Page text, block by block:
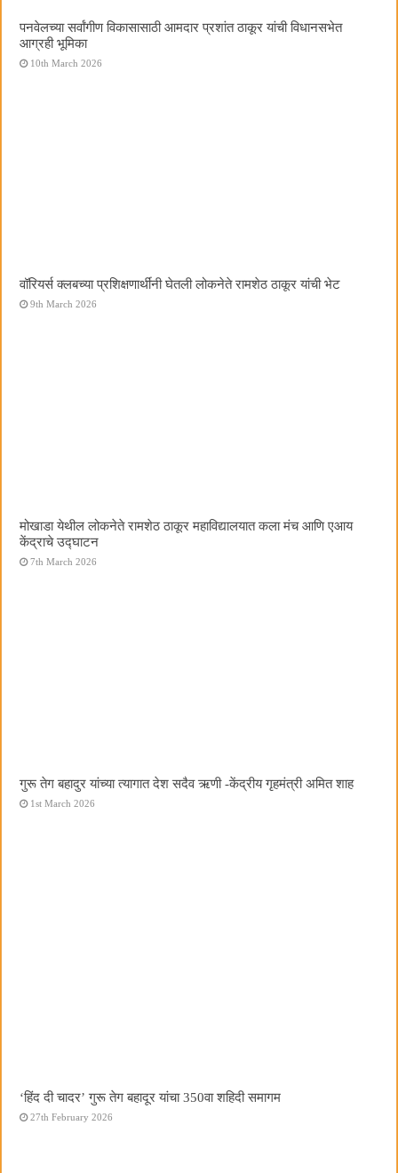
पनवेलच्या सर्वांगीण विकासासाठी आमदार प्रशांत ठाकूर यांची विधानसभेत
आग्रही भूमिका
10th March 2026
वॉरियर्स क्लबच्या प्रशिक्षणार्थींनी घेतली लोकनेते रामशेठ ठाकूर यांची भेट
9th March 2026
मोखाडा येथील लोकनेते रामशेठ ठाकूर महाविद्यालयात कला मंच आणि एआय
केंद्राचे उद्घाटन
7th March 2026
गुरू तेग बहादुर यांच्या त्यागात देश सदैव ऋणी -केंद्रीय गृहमंत्री अमित शाह
1st March 2026
‘हिंद दी चादर’ गुरू तेग बहादूर यांचा 350वा शहिदी समागम
27th February 2026